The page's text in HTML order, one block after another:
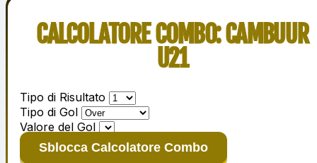
CALCOLATORE COMBO: CAMBUUR
U21
Tipo di Risultato
Tipo di Gol
Valore del Gol
Sblocca Calcolatore Combo